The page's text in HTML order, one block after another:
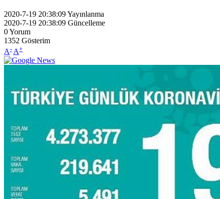
2020-7-19 20:38:09Yayınlanma
2020-7-19 20:38:09 Güncelleme
0Yorum
1352 Gösterim
A- A+